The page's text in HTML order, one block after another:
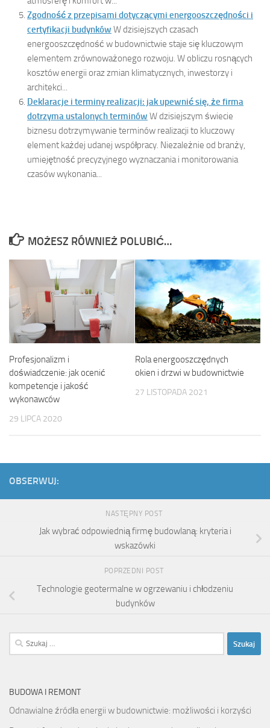
Zgodność z przepisami dotyczącymi energooszczędności i
certyfikacji budynków W dzisiejszych czasach
energooszczędność w budownictwie staje się kluczowym
elementem zrównoważonego rozwoju. W obliczu rosnących
kosztów energii oraz zmian klimatycznych, inwestorzy i
architekci...
Deklaracje i terminy realizacji: jak upewnić się, że firma
dotrzyma ustalonych terminów W dzisiejszym świecie
biznesu dotrzymywanie terminów realizacji to kluczowy
element każdej udanej współpracy. Niezależnie od branży,
umiejętność precyzyjnego wyznaczania i monitorowania
czasów wykonania...
MOŻESZ RÓWNIEŻ POLUBIĆ…
Profesjonalizm i
doświadczenie: jak ocenić
kompetencje i jakość
wykonawców
29 LIPCA 2020
Rola energooszczędnych
okien i drzwi w budownictwie
27 LISTOPADA 2021
OBSERWUJ:
NASTĘPNY POST
Jak wybrać odpowiednią firmę budowlaną: kryteria i
wskazówki
POPRZEDNI POST
Technologie geotermalne w ogrzewaniu i chłodzeniu
budynków
Szukaj:
BUDOWA I REMONT
Odnawialne źródła energii w budownictwie: możliwości i korzyści